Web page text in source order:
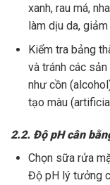
xanh, rau má,
làm dịu da,
Kiểm tra bảng
và tránh các
như cồn
tạo màu
2.2. Độ pH cân
Chọn sữa rửa
Độ pH lý tưởng